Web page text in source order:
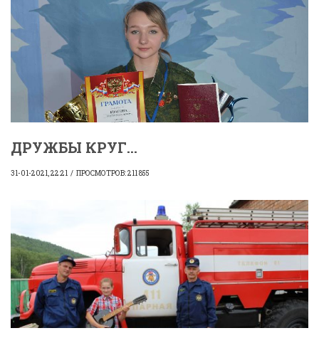
ДРУЖБЫ КРУГ...
31-01-2021, 22:21 ПРОСМОТРОВ: 211 855